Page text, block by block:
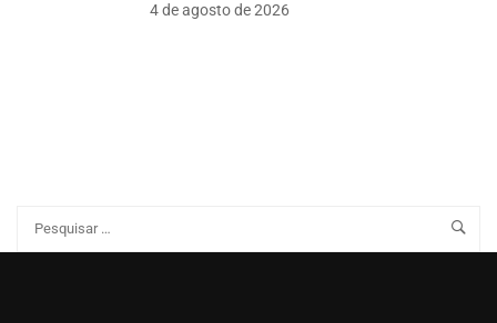
4 de agosto de 2026